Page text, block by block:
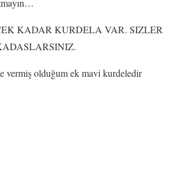
KADAR KURDELA VAR. SIZLER
vermiş olduğum ek mavi kurdeledir